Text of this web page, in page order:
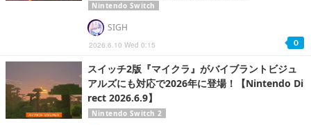
Nintendo Switch
2026.6.10 Wed 0:15
SIGH
0
スイッチ2版『マイクラ』がバイブラントビジュ
アルズにも対応で2026年に登場！【Nintendo Di
rect 2026.6.9】
Nintendo Switch 2